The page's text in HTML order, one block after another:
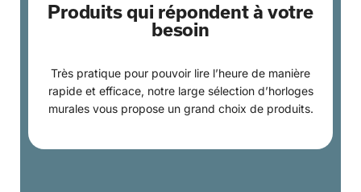
Produits qui répondent à votre
besoin
Très pratique pour pouvoir lire l’heure de manière
rapide et efficace, notre large sélection d’horloges
murales vous propose un grand choix de produits.